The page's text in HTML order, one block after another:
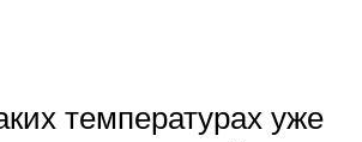
температурах уже